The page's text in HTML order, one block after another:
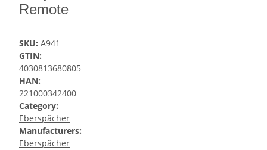
Remote
SKU: A941
GTIN:
4030813680805
HAN:
221000342400
Category:
Eberspächer
Manufacturers:
Eberspächer